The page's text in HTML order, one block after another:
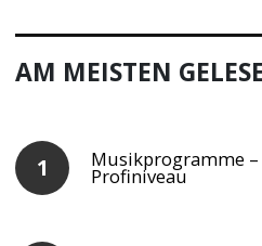
AM MEISTEN
Musikprogramme
Profiniveau